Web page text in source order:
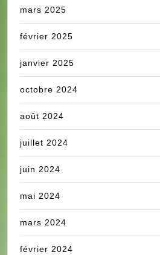
mars 2025
février 2025
janvier 2025
octobre 2024
août 2024
juillet 2024
juin 2024
mai 2024
mars 2024
février 2024